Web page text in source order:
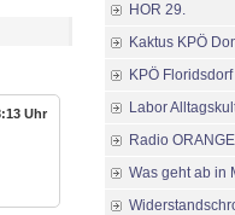
Uhr
HOR 29.
Kaktus KPÖ
KPÖ Floridsdorf
Labor
Radio ORANGE
Was geht ab in